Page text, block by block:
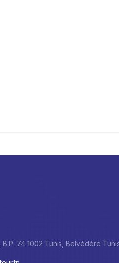
B.P. 74 1002 Tunis, Belvédère